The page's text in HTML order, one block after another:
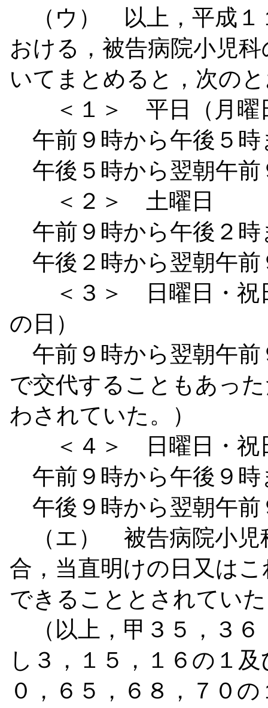
（ウ） 以上，平成１
おける，被告病院小児
いてまとめると，次の
＜１＞ 平日（月曜
午前９時から午後５
午後５時から翌朝午
＜２＞ 土曜日
午前９時から午後２
午後２時から翌朝午
＜３＞ 日曜日・祝日
の日）
午前９時から翌朝午
で交代することもあっ
わされていた。）
＜４＞ 日曜日・祝
午前９時から午後９
午後９時から翌朝午
（エ） 被告病院小児
合，当直明けの日又は
できることとされてい
（以上，甲３５，３６
し３，１５，１６の１
０，６５，６８，７０